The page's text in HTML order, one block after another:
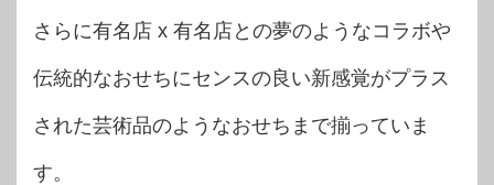
さらに有名店 x 有名店との夢のようなコラボや
伝統的なおせちにセンスの良い新感覚がプラス
された芸術品のようなおせちまで揃っていま
す。